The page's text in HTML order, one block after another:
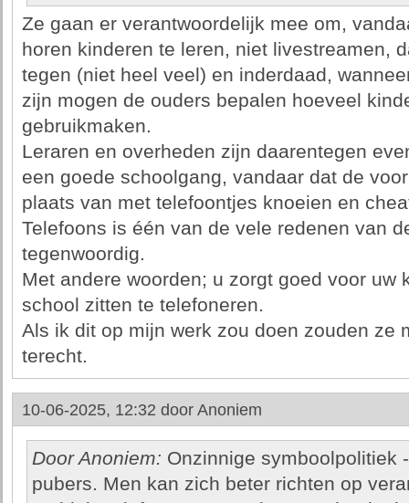
Ze gaan er verantwoordelijk mee om,
horen kinderen te leren, niet livestreamen,
tegen (niet heel veel) en inderdaad,
zijn mogen de ouders bepalen hoeveel
gebruikmaken.
Leraren en overheden zijn daarentegen
een goede schoolgang, vandaar dat de
plaats van met telefoontjes knoeien en
Telefoons is één van de vele redenen van
tegenwoordig.
Met andere woorden; u zorgt goed voor uw
school zitten te telefoneren.
Als ik dit op mijn werk zou doen zouden ze
terecht.
10-06-2025, 12:32 door Anoniem
Door Anoniem: Onzinnige symboolpolitiek
pubers. Men kan zich beter richten op